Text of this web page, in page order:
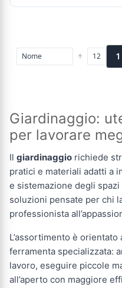
1
Giardinaggio:
per lavorare
Il giardinaggio richiede
pratici e materiali adatti a
e sistemazione degli
soluzioni pensate per chi
professionista
L’assortimento è
ferramenta specializzata:
lavoro, eseguire piccole
all’aperto con maggiore